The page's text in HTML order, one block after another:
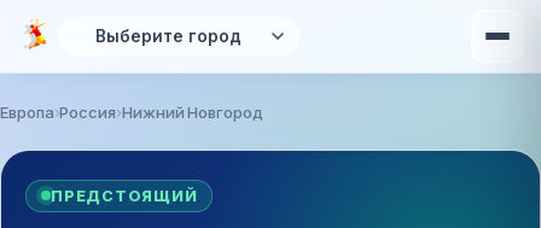
Перейти к основному содержанию
Вы здесь
Европа Россия Нижний Новгород
ПРЕДСТОЯЩИЙ